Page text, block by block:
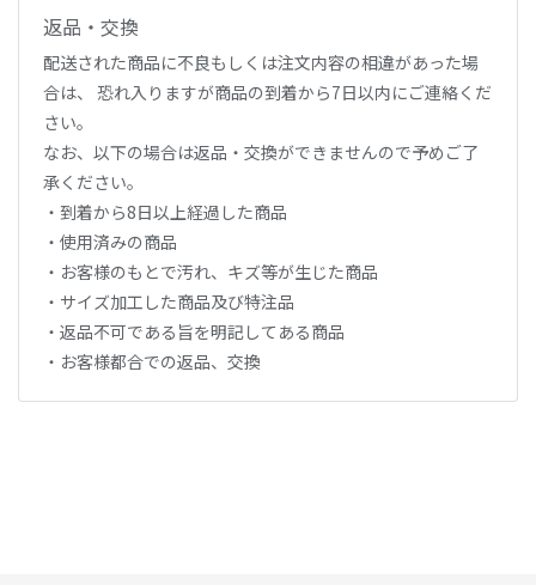
返品・交換
配送された商品に不良もしくは注文内容の相違があった場
合は、 恐れ入りますが商品の到着から7日以内にご連絡くだ
さい。
なお、以下の場合は返品・交換ができませんので予めご了
承ください。
・到着から8日以上経過した商品
・使用済みの商品
・お客様のもとで汚れ、キズ等が生じた商品
・サイズ加工した商品及び特注品
・返品不可である旨を明記してある商品
・お客様都合での返品、交換